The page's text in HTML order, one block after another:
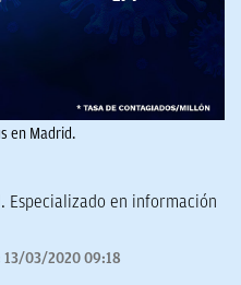
en Madrid.
Especializado en información
13/03/2020 09:18